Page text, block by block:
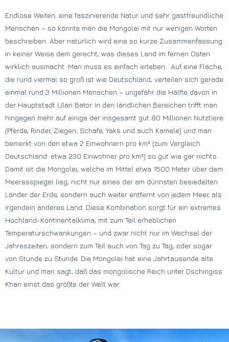
Endlose Weiten, eine faszinierende Natur und sehr gastfreundliche
Menschen – so könnte man die Mongolei mit nur wenigen Worten
beschreiben. Aber natürlich wird eine so kurze Zusammenfassung
in keiner Weise dem gerecht, was dieses Land im fernen Osten
wirklich ausmacht. Man muss es einfach erleben. Auf eine Fläche,
die rund viermal so groß ist wie Deutschland, verteilen sich gerade
einmal rund 3 Millionen Menschen – ungefähr die Hälfte davon in
der Hauptstadt Ulan Bator. In den ländlichen Bereichen trifft man
hingegen mehr auf einige der insgesamt gut 80 Millionen Nutztiere
(Pferde, Rinder, Ziegen, Schafe, Yaks und auch Kamele) und man
bemerkt von den etwa 2 Einwohnern pro km² (zum Vergleich
Deutschland: etwa 230 Einwohner pro km²) so gut wie gar nichts.
Damit ist die Mongolei, welche im Mittel etwa 1500 Meter über dem
Meeresspiegel lieg, nicht nur eines der am dünnsten besiedelten
Länder der Erde, sondern auch weiter entfernt von jedem Meer, als
irgendein anderes Land. Diese Kombination sorgt für ein extremes
Hochland-Kontinentalklima, mit zum Teil erheblichen
Temperaturschwankungen – und zwar nicht nur im Wechsel der
Jahreszeiten, sondern zum Teil auch von Tag zu Tag, oder sogar
von Stunde zu Stunde. Die Mongolei hat eine Jahrtausende alte
Kultur und man sagt, daß das mongolische Reich unter Dschingiss
Khan einst das größte der Welt war.